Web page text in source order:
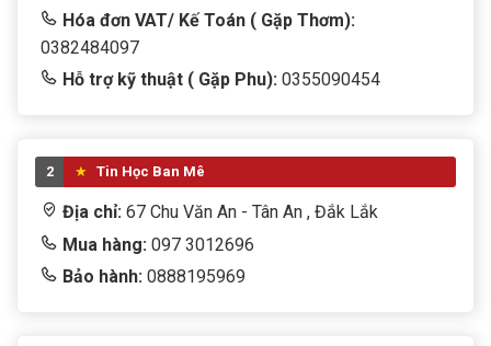
Hóa đơn VAT/ Kế Toán ( Gặp Thơm):
0382484097
Hỗ trợ kỹ thuật ( Gặp Phu): 0355090454
2 Tin Học Ban Mê
Địa chỉ: 67 Chu Văn An - Tân An , Đắk Lắk
Mua hàng: 097 3012696
Bảo hành: 0888195969